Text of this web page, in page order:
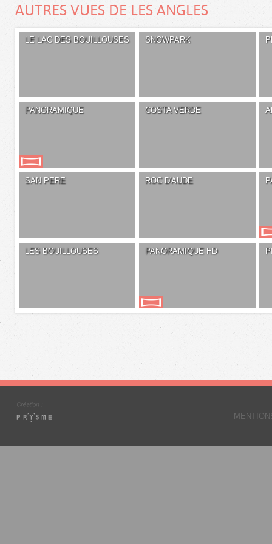
AUTRES VUES DE LES ANGLES
LE LAC DES BOUILLOUSES SNOWPARK
PANORAMIQUE COSTA VERDE
SAN PERE ROC D'AUDE
LES BOUILLOUSES PANORAMIQUE HD